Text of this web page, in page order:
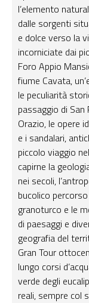
l’elemento
dalle sorgenti
e dolce verso la
incorniciate dai
Foro Appio
fiume Cavata,
le peculiarità
passaggio di
Orazio, le opere
e i sandalari,
piccolo viaggio
capirne la
nei secoli,
bucolico
granoturco e le
di paesaggi e
geografia del
Gran Tour
lungo corsi
verde degli
reali, sempre col